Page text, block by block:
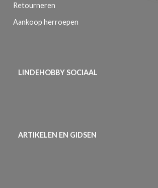
Retourneren
Aankoop herroepen
LINDEHOBBY SOCIAAL
ARTIKELEN EN GIDSEN